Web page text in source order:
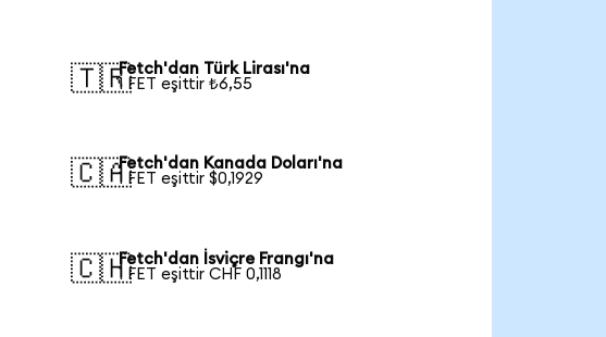
🇹🇷Fetch'dan Türk Lirası'na
1 FET eşittir ₺6,55
🇨🇦Fetch'dan Kanada Doları'na
1 FET eşittir $0,1929
🇨🇭Fetch'dan İsviçre Frangı'na
1 FET eşittir CHF 0,1118